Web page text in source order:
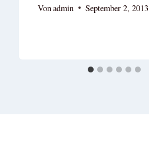
Vonadmin September 2, 2013